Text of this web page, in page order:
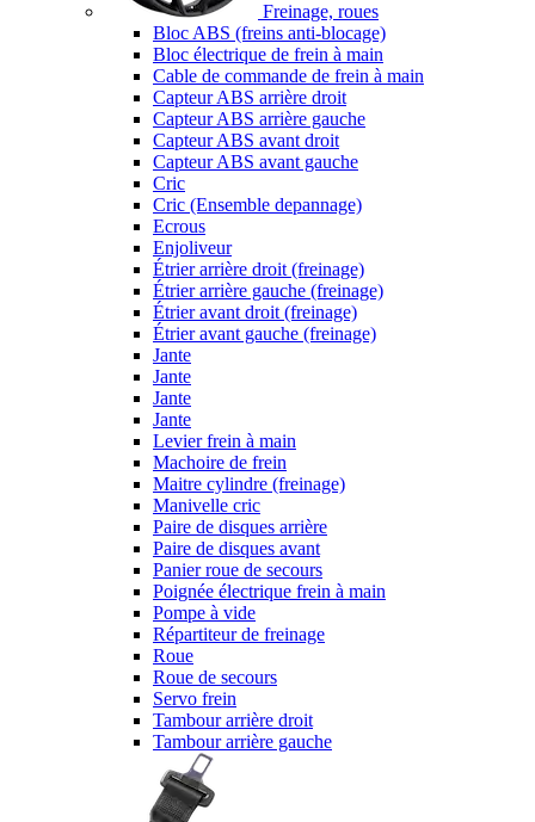
Freinage, roues
Bloc ABS (freins anti-blocage)
Bloc électrique de frein à main
Cable de commande de frein à main
Capteur ABS arrière droit
Capteur ABS arrière gauche
Capteur ABS avant droit
Capteur ABS avant gauche
Cric
Cric (Ensemble depannage)
Ecrous
Enjoliveur
Étrier arrière droit (freinage)
Étrier arrière gauche (freinage)
Étrier avant droit (freinage)
Étrier avant gauche (freinage)
Jante
Jante
Jante
Jante
Levier frein à main
Machoire de frein
Maitre cylindre (freinage)
Manivelle cric
Paire de disques arrière
Paire de disques avant
Panier roue de secours
Poignée électrique frein à main
Pompe à vide
Répartiteur de freinage
Roue
Roue de secours
Servo frein
Tambour arrière droit
Tambour arrière gauche